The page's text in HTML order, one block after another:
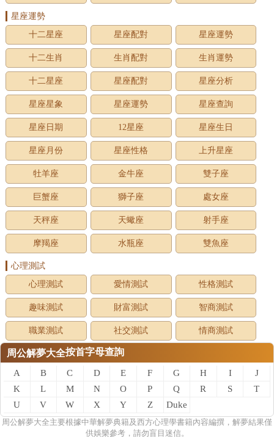
星座運勢
十二星座
星座配對 星座運勢
十二生肖 生肖配對 生肖運勢
十二星座 星座配對 星座分析
星座星象 星座運勢 星座查詢
星座日期 12星座 星座生日
星座月份 星座性格 上升星座
牡羊座 金牛座 雙子座
巨蟹座 獅子座 處女座
天秤座 天蠍座 射手座
摩羯座 水瓶座 雙魚座
心理測試
心理測試
愛情測試 性格測試
趣味測試 財富測試 智商測試
職業測試 社交測試 情商測試
周公解夢大全按首字母查詢
A B C D E F G H I
J
K
L M N O P Q R S
T
U
V W X Y Z
Duke
of
zhou
周公解夢大全主要根據中華解夢典籍及西方心理學書籍內容編撰，解夢結果僅
供娛樂參考，請勿盲目迷信。